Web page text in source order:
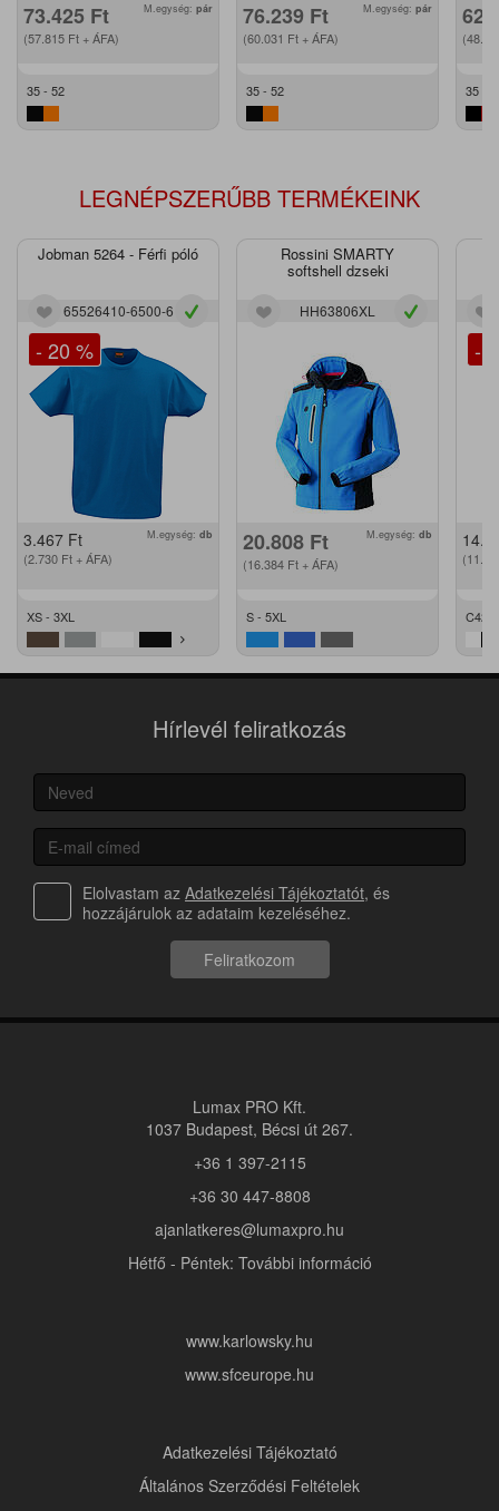
73.425 Ft
(57.815 Ft + ÁFA)
M.egység: pár
35 - 52
76.239 Ft
(60.031 Ft + ÁFA)
M.egység: pár
35 - 52 35 -
LEGNÉPSZERŰBB TERMÉKEINK
Jobman 5264 - Férfi póló
65526410-6500-6
- 20 %
3.467 Ft
(2.730 Ft + ÁFA)
M.egység: db
XS - 3XL
Rossini SMARTY
softshell dzseki
HH63806XL
20.808 Ft
(16.384 Ft + ÁFA)
M.egység: db
S - 5XL
-
C42 -
Hírlevél feliratkozás
Elolvastam az Adatkezelési Tájékoztatót, és
hozzájárulok az adataim kezeléséhez.
Feliratkozom
Lumax PRO Kft.
1037 Budapest, Bécsi út 267.
+36 1 397-2115
+36 30 447-8808
ajanlatkeres@lumaxpro.hu
Hétfő - Péntek: További információ
www.karlowsky.hu
www.sfceurope.hu
Adatkezelési Tájékoztató
Általános Szerződési Feltételek